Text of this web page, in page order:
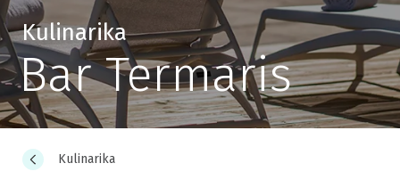
Kulinarika
Bar Termaris
Kulinarika